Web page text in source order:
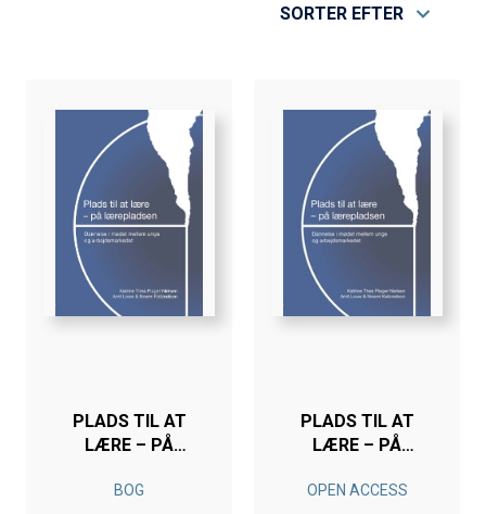
SORTER EFTER
PLADS TIL AT
LÆRE – PÅ
BOG
PLADS TIL AT
LÆRE – PÅ
OPEN ACCESS